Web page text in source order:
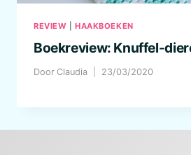
REVIEW |HAAKBOEKEN
Boekreview: Knuffel-
Door Claudia 23/03/2020